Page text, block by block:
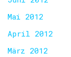
Mai 2012
April 2012
März 2012